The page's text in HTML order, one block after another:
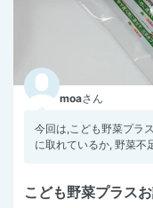
moaさん
今回は,こども野菜プラ
に取れているか, 野菜不
こども野菜プラス